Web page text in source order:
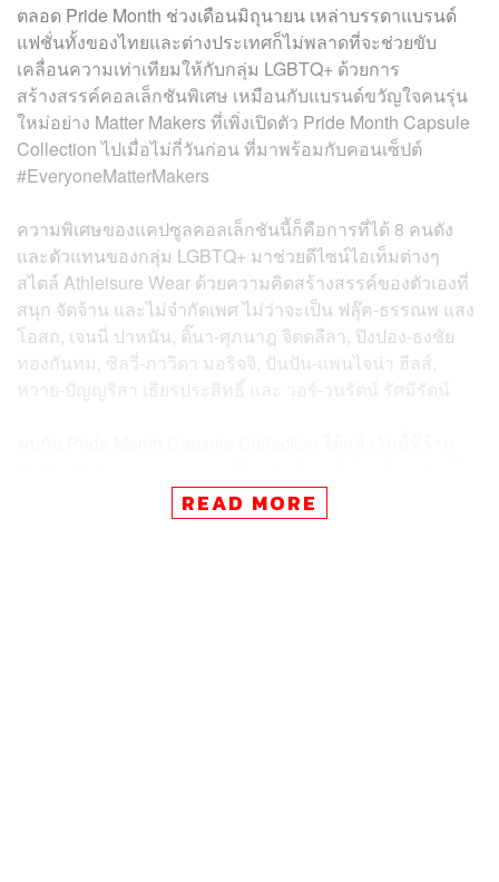
ตลอด Pride Month ช่วงเดือนมิถุนายน เหล่าบรรดาแบรนด์
แฟชั่นทั้งของไทยและต่างประเทศก็ไม่พลาดที่จะช่วยขับ
เคลื่อนความเท่าเทียมให้กับกลุ่ม LGBTQ+ ด้วยการ
สร้างสรรค์คอลเล็กชันพิเศษ เหมือนกับแบรนด์ขวัญใจคนรุ่น
ใหม่อย่าง Matter Makers ที่เพิ่งเปิดตัว Pride Month Capsule
Collection ไปเมื่อไม่กี่วันก่อน ที่มาพร้อมกับคอนเซ็ปต์
#EveryoneMatterMakers
ความพิเศษของแคปซูลคอลเล็กชันนี้ก็คือการที่ได้ 8 คนดัง
และตัวแทนของกลุ่ม LGBTQ+ มาช่วยดีไซน์ไอเท็มต่างๆ
สไตล์ Athleisure Wear ด้วยความคิดสร้างสรรค์ของตัวเองที่
สนุก จัดจ้าน และไม่จำกัดเพศ ไม่ว่าจะเป็น ฟลุ๊ค-ธรรณพ แสง
โอสถ, เจนนี่ ปาหนัน, ติ๊นา-ศุภนาฎ จิตตลีลา, ปิงปอง-ธงชัย
ทองกันทม, ซิลวี่-ภาวิดา มอริจจิ, ปันปัน-แพนไจน่า ฮีลส์,
หวาย-ปัญญริสา เธียรประสิทธิ์ และ วอร์-วนรัตน์ รัศมีรัตน์
READ MORE